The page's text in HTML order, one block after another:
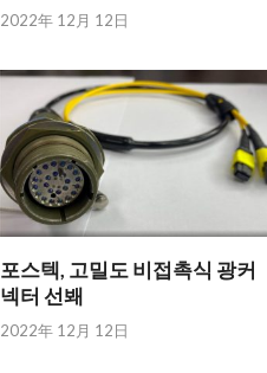
2022年 12月 12日
포스텍, 고밀도 비접촉식 광커
넥터 선봬
2022年 12月 12日